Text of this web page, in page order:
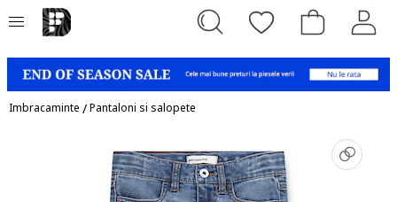
Imbracaminte /Pantaloni si salopete